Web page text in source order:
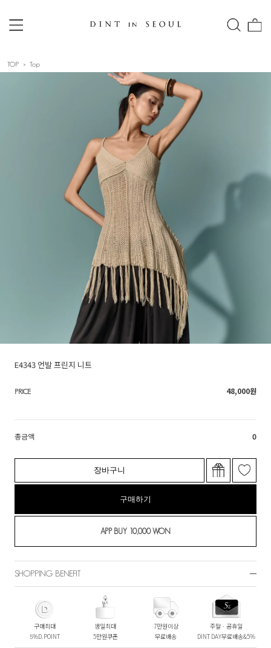
TOP Top
E4343 언발 프린지 니트
PRICE 48,000원
총금액 0
장바구니
구매하기
SHOPPING BENEFIT
구매최대
5%D.POINT
생일최대
5만원쿠폰
7만원이상
무료배송
주말ㆍ공휴일
DINT DAY무료배송&5%